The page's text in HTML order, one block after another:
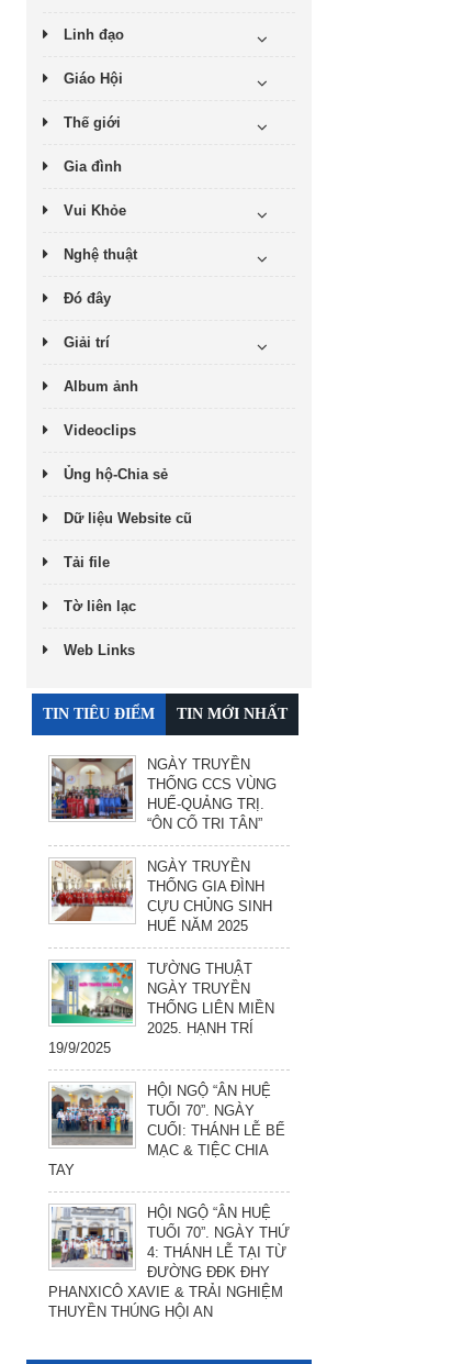
Linh đạo
Giáo Hội
Thế giới
Gia đình
Vui Khỏe
Nghệ thuật
Đó đây
Giải trí
Album ảnh
Videoclips
Ủng hộ-Chia sẻ
Dữ liệu Website cũ
Tải file
Tờ liên lạc
Web Links
TIN TIÊU ĐIỂM TIN MỚI NHẤT
NGÀY TRUYỀN
THỐNG CCS VÙNG
HUẾ-QUẢNG TRỊ.
“ÔN CỐ TRI TÂN”
NGÀY TRUYỀN
THỐNG GIA ĐÌNH
CỰU CHỦNG SINH
HUẾ NĂM 2025
TƯỜNG THUẬT
NGÀY TRUYỀN
THỐNG LIÊN MIỀN
2025. HẠNH TRÍ
19/9/2025
HỘI NGỘ “ÂN HUỆ
TUỔI 70”. NGÀY
CUỐI: THÁNH LỄ BẾ
MẠC & TIỆC CHIA
TAY
HỘI NGỘ “ÂN HUỆ
TUỔI 70”. NGÀY THỨ
4: THÁNH LỄ TẠI TỪ
ĐƯỜNG ĐĐK ĐHY
PHANXICÔ XAVIE & TRẢI NGHIỆM
THUYỀN THÚNG HỘI AN